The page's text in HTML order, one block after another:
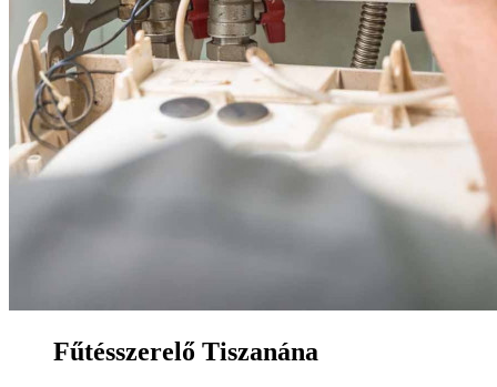
Fűtésszerelő Tiszanána